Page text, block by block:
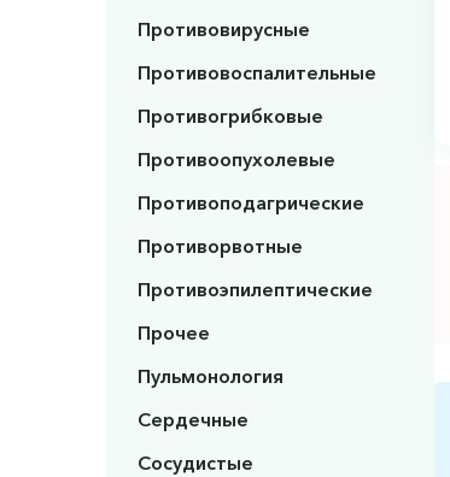
Противовирусные
Противовоспалительные
Противогрибковые
Противоопухолевые
Противоподагрические
Противорвотные
Противоэпилептические
Прочее
Пульмонология
Сердечные
Сосудистые